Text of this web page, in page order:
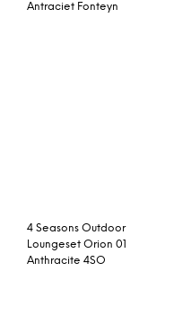
Antraciet Fonteyn
4 Seasons Outdoor
Loungeset Orion 01
Anthracite 4SO